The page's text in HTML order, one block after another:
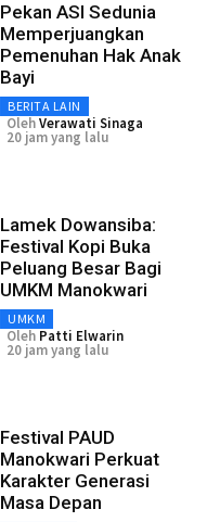
Pekan ASI Sedunia
Memperjuangkan
Pemenuhan Hak Anak
Bayi
BERITA LAIN
OlehVerawati Sinaga
20 jam yang lalu
Lamek Dowansiba:
Festival Kopi Buka
Peluang Besar Bagi
UMKM Manokwari
UMKM
Oleh Patti Elwarin
20 jam yang lalu
Festival PAUD
Manokwari Perkuat
Karakter Generasi
Masa Depan